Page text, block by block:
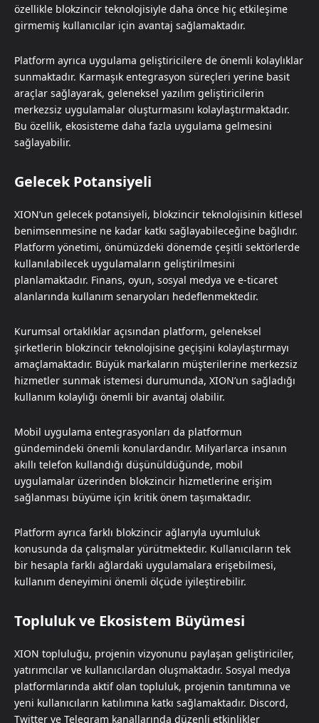
özellikle blokzincir teknolojisiyle daha önce hiç etkileşime
girmemiş kullanıcılar için avantaj sağlamaktadır.
Platform ayrıca uygulama geliştiricilere de önemli kolaylıklar
sunmaktadır. Karmaşık entegrasyon süreçleri yerine basit
araçlar sağlayarak, geleneksel yazılım geliştiricilerin
merkezsiz uygulamalar oluşturmasını kolaylaştırmaktadır.
Bu özellik, ekosisteme daha fazla uygulama gelmesini
sağlayabilir.
Gelecek Potansiyeli
XION’un gelecek potansiyeli, blokzincir teknolojisinin kitlesel
benimsenmesine ne kadar katkı sağlayabileceğine bağlıdır.
Platform yönetimi, önümüzdeki dönemde çeşitli sektörlerde
kullanılabilecek uygulamaların geliştirilmesini
planlamaktadır. Finans, oyun, sosyal medya ve e-ticaret
alanlarında kullanım senaryoları hedeflenmektedir.
Kurumsal ortaklıklar açısından platform, geleneksel
şirketlerin blokzincir teknolojisine geçişini kolaylaştırmayı
amaçlamaktadır. Büyük markaların müşterilerine merkezsiz
hizmetler sunmak istemesi durumunda, XION’un sağladığı
kullanım kolaylığı önemli bir avantaj olabilir.
Mobil uygulama entegrasyonları da platformun
gündemindeki önemli konulardandır. Milyarlarca insanın
akıllı telefon kullandığı düşünüldüğünde, mobil
uygulamalar üzerinden blokzincir hizmetlerine erişim
sağlanması büyüme için kritik önem taşımaktadır.
Platform ayrıca farklı blokzincir ağlarıyla uyumluluk
konusunda da çalışmalar yürütmektedir. Kullanıcıların tek
bir hesapla farklı ağlardaki uygulamalara erişebilmesi,
kullanım deneyimini önemli ölçüde iyileştirebilir.
Topluluk ve Ekosistem Büyümesi
XION topluluğu, projenin vizyonunu paylaşan geliştiriciler,
yatırımcılar ve kullanıcılardan oluşmaktadır. Sosyal medya
platformlarında aktif olan topluluk, projenin tanıtımına ve
yeni kullanıcıların katılımına katkı sağlamaktadır. Discord,
Twitter ve Telegram kanallarında düzenli etkinlikler